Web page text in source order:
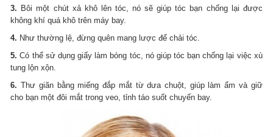
3. Bôi một chút xả khô lên tóc, nó sẽ giúp tóc bạn chống lại được
không khí quá khô trên máy bay.
4. Như thường lệ, đừng quên mang lược để chải tóc.
5. Có thể sử dụng giấy làm bóng tóc, nó giúp tóc bạn chống lại việc xù
tung lộn xộn.
6. Thư giãn bằng miếng đắp mắt từ dưa chuột, giúp làm ẩm và giữ
cho bạn một đôi mắt trong veo, tỉnh táo suốt chuyến bay.